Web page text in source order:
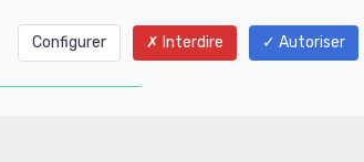
01 77 01 01 06
Configurer Interdire Autoriser